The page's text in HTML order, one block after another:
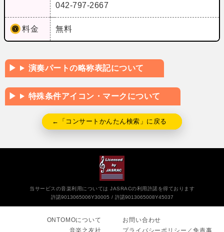
042-797-2667
料金 無料
演奏パートの略称表記について
特殊条件アイコン・マークについて
←「コンサートかんたん検索」に戻る
当サービスの音楽利用については JASRACの利用許諾を得ております
許諾9013065006Y30005
許諾9013065008Y45037
ONTOMOについて
音楽之友社
お問い合わせ
プライバシーポリシー／免責事